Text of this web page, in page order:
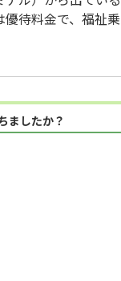
待料金で、福祉
ましたか？